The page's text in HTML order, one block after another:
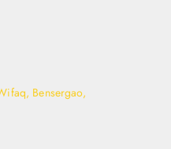
Bensergao,